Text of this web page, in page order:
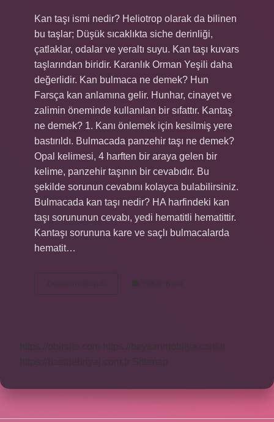
Kan taşı ismi nedir? Heliotrop olarak da bilinen
bu taşlar; Düşük sıcaklıkta siche derinliği,
çatlaklar, odalar ve yeraltı suyu. Kan taşı kuvars
taşlarından biridir. Karanlık Orman Yeşili daha
değerlidir. Kan bulmaca ne demek? Hun
Farsça kan anlamına gelir. Hunhar, cinayet ve
zalimin öneminde kullanılan bir sıfattır. Kantaş
ne demek? 1. Kanı önlemek için kesilmiş yere
bastırıldı. Bulmacada panzehir taşı ne demek?
Opal kelimesi, 4 harften bir araya gelen bir
kelime, panzehir taşının bir cevabıdır. Bu
şekilde sorunun cevabını kolayca bulabilirsiniz.
Bulmacada kan taşı nedir? HA harfindeki kan
taşı sorununun cevabı, yedi hematitli hematittir.
Kantaşı sorununa kare ve saçlı bulmacalarda
hematit…
Devamını okuyun
Bulmacada
Kan
Yorum Bırak
https://obirsite.com
https://beysanmobilya.com.tr
https://bastdebriyaj.com.tr Sitemap